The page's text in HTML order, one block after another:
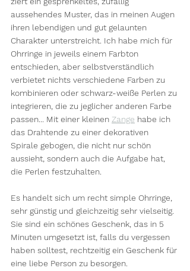
aussehendes Muster, das in meinen Augen
ihren lebendigen und gut gelaunten
Charakter unterstreicht. Ich habe mich für
Ohrringe in jeweils einem Farbton
entschieden, aber selbstverständlich
verbietet nichts verschiedene Farben zu
kombinieren oder schwarz-weiße Perlen zu
integrieren, die zu jeglicher anderen Farbe
passen... Mit einer kleinen Zange habe ich
das Drahtende zu einer dekorativen
Spirale gebogen, die nicht nur schön
aussieht, sondern auch die Aufgabe hat,
die Perlen festzuhalten.
Es handelt sich um recht simple Ohrringe,
sehr günstig und gleichzeitig sehr vielseitig.
Sie sind ein schönes Geschenk, das in 5
Minuten umgesetzt ist, falls du vergessen
haben solltest, rechtzeitig ein Geschenk für
eine liebe Person zu besorgen.